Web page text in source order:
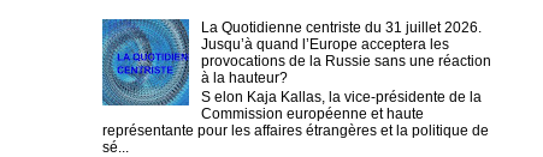
La Quotidienne centriste du 31 juillet 2026.
Jusqu’à quand l’Europe acceptera les
provocations de la Russie sans une réaction
à la hauteur?
S elon Kaja Kallas, la vice-présidente de la
Commission européenne et haute
représentante pour les affaires étrangères et la politique de
sé...